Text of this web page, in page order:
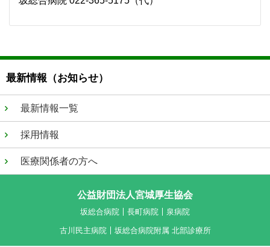
最新情報（お知らせ）
最新情報一覧
採用情報
医療関係者の方へ
公益財団法人宮城厚生協会
坂総合病院 長町病院 泉病院
古川民主病院 坂総合病院附属 北部診療所